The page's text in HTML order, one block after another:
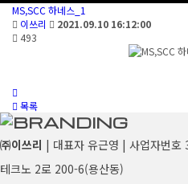
MS,SCC 하네스_1
이쓰리
2021.09.10 16:12:00
493
목록
㈜이쓰리 | 대표자 유근영 | 사업자번
테크노 2로 200-6(용산동)